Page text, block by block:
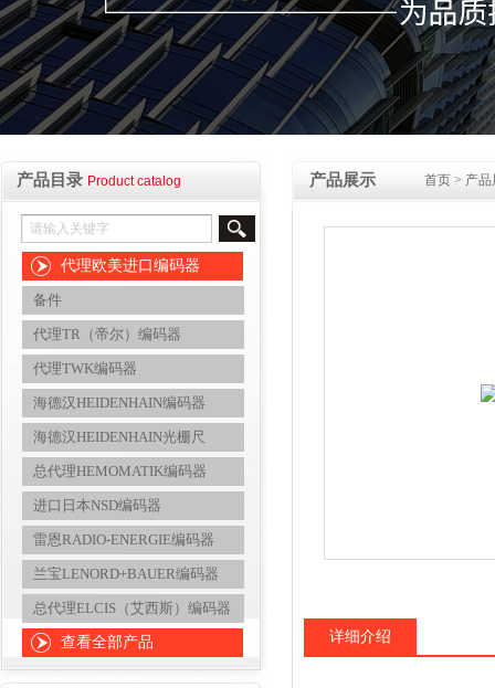
产品目录 Product catalog
代理欧美进口编码器
备件
代理TR（帝尔）编码器
代理TWK编码器
海德汉HEIDENHAIN编码器
海德汉HEIDENHAIN光栅尺
总代理HEMOMATIK编码器
进口日本NSD编码器
雷恩RADIO-ENERGIE编码器
兰宝LENORD+BAUER编码器
总代理ELCIS（艾西斯）编码器
查看全部产品
产品展示 首页 > 产品
详细介绍